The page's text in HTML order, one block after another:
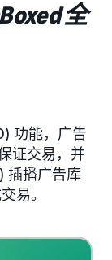
全
功能，广告
证交易，并
插播广告库
易。